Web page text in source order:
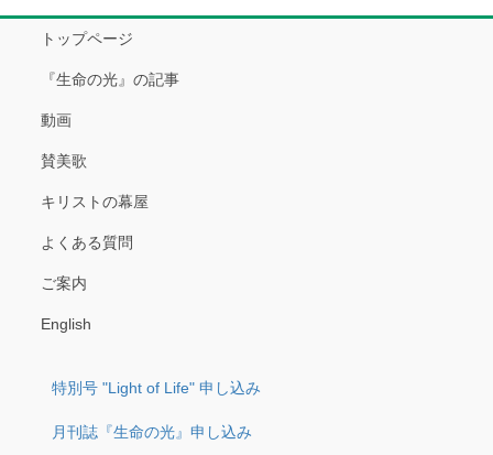
トップページ
『生命の光』の記事
動画
賛美歌
キリストの幕屋
よくある質問
ご案内
English
特別号 "Light of Life" 申し込み
月刊誌『生命の光』申し込み